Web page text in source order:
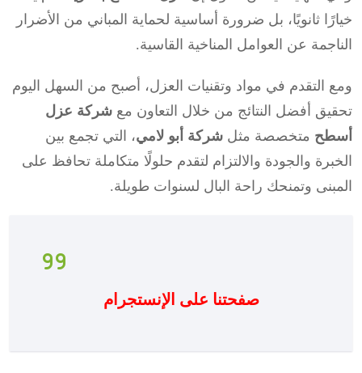
خيارًا ثانويًا، بل ضرورة أساسية لحماية المباني من الأضرار
الناجمة عن العوامل المناخية القاسية.
ومع التقدم في مواد وتقنيات العزل، أصبح من السهل اليوم
تحقيق أفضل النتائج من خلال التعاون مع شركة عزل
أسطح متخصصة مثل شركة أبو لامي، التي تجمع بين
الخبرة والجودة والالتزام لتقدم حلولًا متكاملة تحافظ على
المبنى وتمنحك راحة البال لسنوات طويلة.
صفحتنا على الإنستجرام